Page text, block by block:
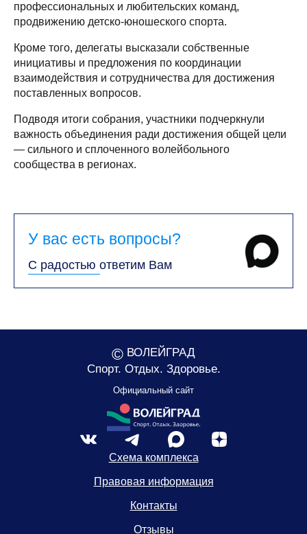
профессиональных и любительских команд,
продвижению детско-юношеского спорта.
Кроме того, делегаты высказали собственные
инициативы и предложения по координации
взаимодействия и сотрудничества для достижения
поставленных вопросов.
Подводя итоги собрания, участники подчеркнули
важность объединения ради достижения общей цели
— сильного и сплоченного волейбольного
сообщества в регионах.
У вас есть вопросы?
С радостью ответим Вам
© ВОЛЕЙГРАД
Спорт. Отдых. Здоровье.
Официальный сайт
Схема комплекса
Правовая информация
Контакты
Отзывы